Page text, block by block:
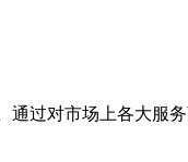
过对市场上各大服